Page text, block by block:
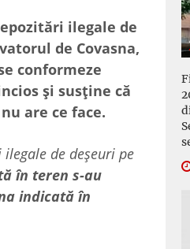
ilegale de
de Covasna,
conformeze
și susține că
are ce face.
de deșeuri pe
în teren s-au
indicată în